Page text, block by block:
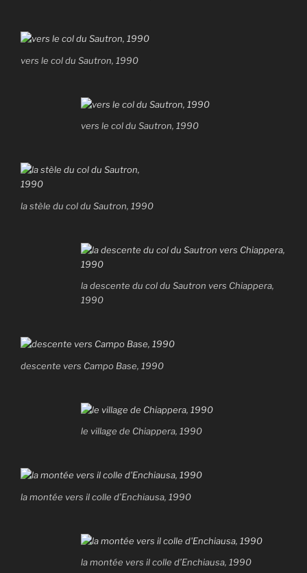
vers le col du Sautron, 1990
vers le col du Sautron, 1990
la stèle du col du Sautron, 1990
la descente du col du Sautron vers Chiappera,
1990
descente vers Campo Base, 1990
le village de Chiappera, 1990
la montée vers il colle d’Enchiausa, 1990
la montée vers il colle d’Enchiausa, 1990